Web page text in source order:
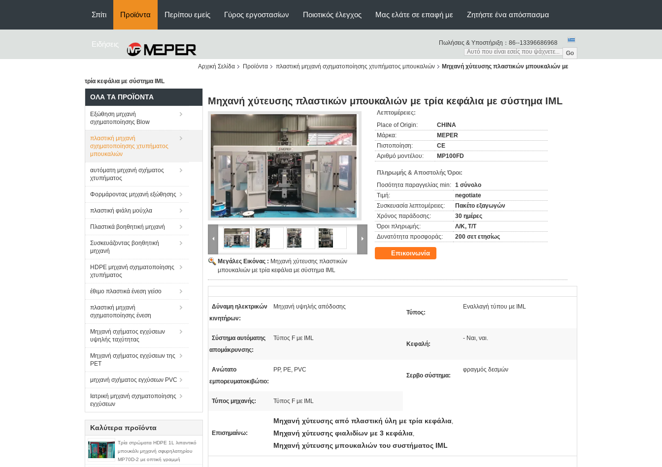
Σπίτι Προϊόντα Περίπου εμείς Γύρος εργοστασίων Ποιοτικός έλεγχος Μας ελάτε σε επαφή με Ζητήστε ένα απόσπασμα
Ειδήσεις Πωλήσεις & Υποστήριξη： 86--13396686968
Go
Αρχική Σελίδα
Προϊόντα πλαστική μηχανή σχηματοποίησης χτυπήματος μπουκαλιών Μηχανή χύτευσης πλαστικών μπουκαλιών με
τρία κεφάλια με σύστημα IML
ΌΛΑ ΤΑ ΠΡΟΪΌΝΤΑ
Εξώθηση μηχανή
σχηματοποίησης Blow
πλαστική μηχανή
σχηματοποίησης χτυπήματος
μπουκαλιών
αυτόματη μηχανή σχήματος
χτυπήματος
Φορμάροντας μηχανή εξώθησης
πλαστική φιάλη μούχλα
Πλαστικά βοηθητική μηχανή
Συσκευάζοντας βοηθητική
μηχανή
HDPE μηχανή σχηματοποίησης
χτυπήματος
έθιμο πλαστικά ένεση γείσο
πλαστική μηχανή
σχηματοποίησης ένεση
Μηχανή σχήματος εγχύσεων
υψηλής ταχύτητας
Μηχανή σχήματος εγχύσεων της
PET
μηχανή σχήματος εγχύσεων PVC
Ιατρική μηχανή σχηματοποίησης
εγχύσεων
Καλύτερα προϊόντα
Τρία στρώματα HDPE 1L λιπαντικό
μπουκάλι μηχανή σφυρηλατηρίου
MP70D-2 με οπτική γραμμή
Μηχανή χύτευσης πλαστικών μπουκαλιών με τρία κεφάλια με σύστημα IML
Μεγάλες Εικόνας : Μηχανή χύτευσης πλαστικών
μπουκαλιών με τρία κεφάλια με σύστημα IML
Λεπτομέρειες:
Place of Origin:
CHINA
Μάρκα:
MEPER
Πιστοποίηση:
CE
Αριθμό μοντέλου:
MP100FD
Πληρωμής & Αποστολής Όροι:
Ποσότητα παραγγελίας min: 1 σύνολο
Τιμή:
negotiate
Συσκευασία λεπτομέρειες:
Πακέτο εξαγωγών
Χρόνος παράδοσης:
30 ημέρες
Όροι πληρωμής:
Λ/Κ, Τ/Τ
Δυνατότητα προσφοράς:
200 σετ ετησίως
Επικοινωνία
Δύναμη ηλεκτρικών
κινητήρων:
Μηχανή υψηλής απόδοσης
Τύπος:
Εναλλαγή τύπου με IML
Σύστημα αυτόματης
απομάκρυνσης:
Τύπος F με IML
Κεφαλή:
- Ναι, ναι.
Ανώτατο
εμπορευματοκιβώτιο:
PP, PE, PVC
Σερβο σύστημα:
φραγμός δεσμών
Τύπος μηχανής: Τύπος F με IML
Επισημαίνω:
Μηχανή χύτευσης από πλαστική ύλη με τρία κεφάλια,
Μηχανή χύτευσης φιαλιδίων με 3 κεφάλια,
Μηχανή χύτευσης μπουκαλιών του συστήματος IML